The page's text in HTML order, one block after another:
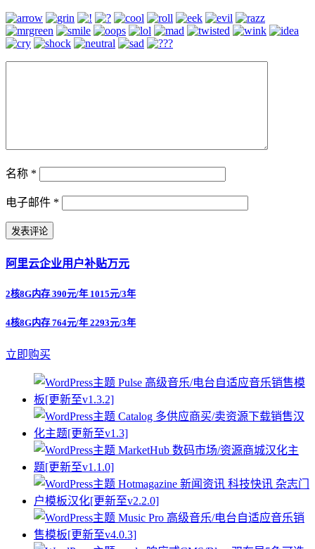
名称 *
电子邮件 *
阿里云企业用户补贴万元
2核8G内存 390元/年 1015元/3年
4核8G内存 764元/年 2293元/3年
立即购买